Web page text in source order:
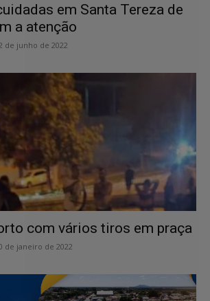
em Santa Tereza de
a atenção
de junho de 2022
com vários tiros em praça
de janeiro de 2022